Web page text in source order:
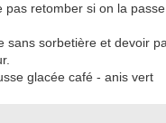
pas retomber si on la
sans sorbetière et devoir
glacée café - anis vert